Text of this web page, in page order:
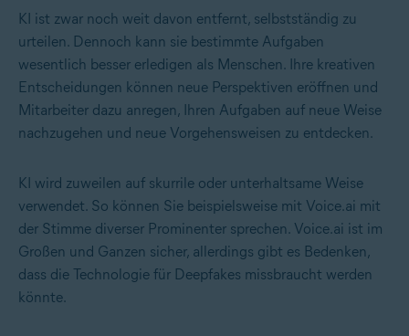
KI ist zwar noch weit davon entfernt, selbstständig zu
urteilen. Dennoch kann sie bestimmte Aufgaben
wesentlich besser erledigen als Menschen. Ihre kreativen
Entscheidungen können neue Perspektiven eröffnen und
Mitarbeiter dazu anregen, Ihren Aufgaben auf neue Weise
nachzugehen und neue Vorgehensweisen zu entdecken.
KI wird zuweilen auf skurrile oder unterhaltsame Weise
verwendet. So können Sie beispielsweise mit Voice.ai mit
der Stimme diverser Prominenter sprechen. Voice.ai ist im
Großen und Ganzen sicher, allerdings gibt es Bedenken,
dass die Technologie für Deepfakes missbraucht werden
könnte.